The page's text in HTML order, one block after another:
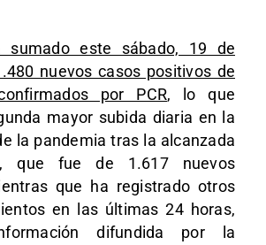
sumado este sábado, 19 de
nuevos casos positivos de
por PCR, lo que
mayor subida diaria en la
la pandemia tras la alcanzada
que fue de 1.617 nuevos
que ha registrado otros
en las últimas 24 horas,
difundida por la